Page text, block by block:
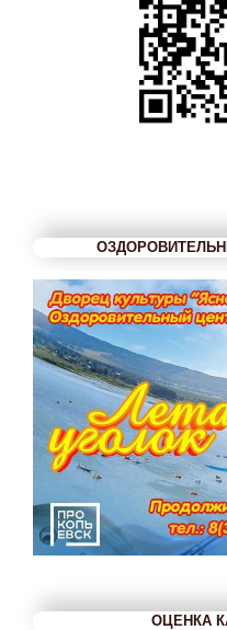
ОЦЕНКА